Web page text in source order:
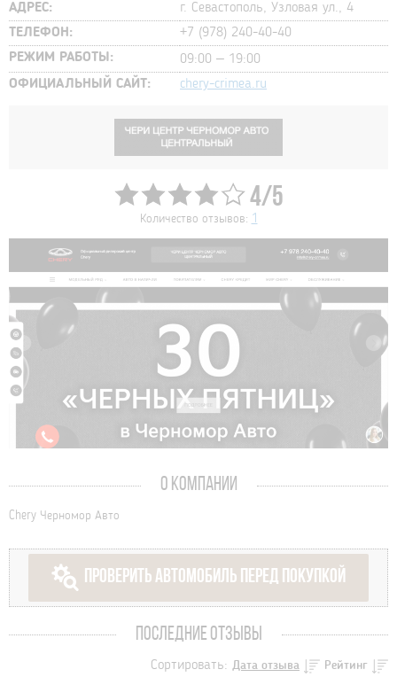
АДРЕС:
г. Севастополь, Узловая ул., 4
ТЕЛЕФОН:
+7 (978) 240-40-40
РЕЖИМ РАБОТЫ:
09:00 – 19:00
ОФИЦИАЛЬНЫЙ САЙТ:
chery-crimea.ru
4/5
Количество отзывов: 1
О КОМПАНИИ
Chery Черномор Авто
ПРОВЕРИТЬ АВТОМОБИЛЬ ПЕРЕД ПОКУПКОЙ
ПОСЛЕДНИЕ ОТЗЫВЫ
Сортировать: Дата отзыва Рейтинг